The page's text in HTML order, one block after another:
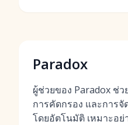
Paradox
ผู้ช่วยของ Paradox ช่
การคัดกรอง และการ
โดยอัตโนมัติ เหมาะอ